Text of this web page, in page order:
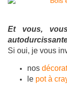
Et vous,
Si oui, je vous
nos
le pot à